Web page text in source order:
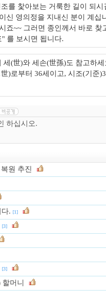
를 찿아보는 거룩한 길이 되시
신 영의정을 지내신 분이 계십
죠~~ 그러면 종인께서 바로 찾
를 보시면 됩니다.
(世)와 세손(世孫)도 참고하세
)로부터 36세이고, 시조(기준
원 추진
. [1]
[3]
[3]
머니